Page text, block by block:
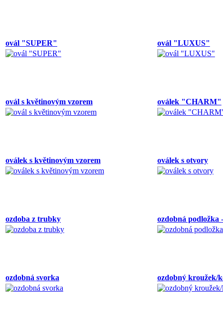
ovál "SUPER" ovál "LUXUS"
ovál s květinovým vzorem oválek "CHARM"
oválek s květinovým vzorem oválek s otvory
ozdoba z trubky ozdobná podložka
ozdobná svorka ozdobný kroužek/